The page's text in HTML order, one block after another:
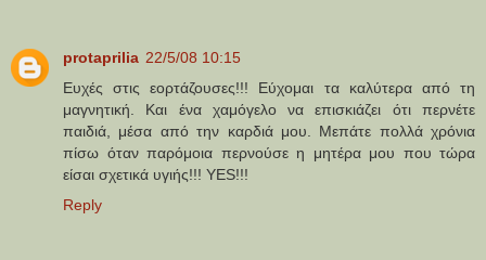
protaprilia 22/5/08 10:15
Ευχές στις εορτάζουσες!!! Εύχομαι τα καλύτερα από τη
μαγνητική. Και ένα χαμόγελο να επισκιάζει ότι περνέτε
παιδιά, μέσα από την καρδιά μου. Μεπάτε πολλά χρόνια
πίσω όταν παρόμοια περνούσε η μητέρα μου που τώρα
είσαι σχετικά υγιής!!! YES!!!
Reply